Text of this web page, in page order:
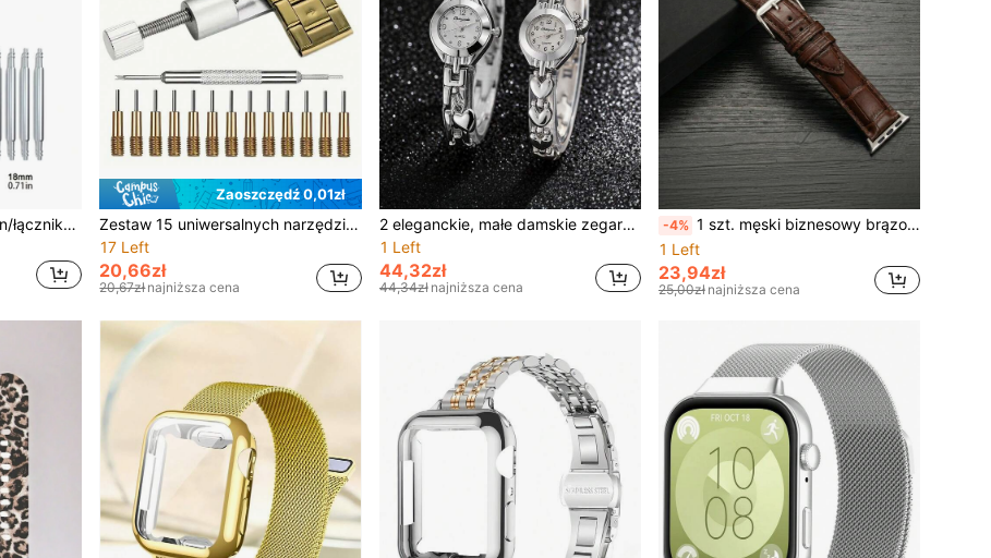
20 szt. stalowych sprężyn/łączników do pasków zegarkowych, dostępne w długościach 14/16/18/20/22 mm, różne rozmiary. Akcesoria do zegarków, akcesoria do pasków, nie wymagają montażu, nadają się do regulacji i naprawy pasków zegarków, idealne dla profesjonalnych zegarmistrzów.
Zaoszczędź 0,01zł
Zestaw 15 uniwersalnych narzędzi do demontażu pasków zegarków, miniaturowy przyrząd do demontażu szpilek do zegarków, zestaw narzędzi do demontażu szpilek do pasków i łańcuszków jubilerskich oraz do naprawy. Nadaje się do regulacji pasków zegarków, akcesoriów do zegarków i naprawy zegarków. Zawiera 13 szpilek 0,8 mm, idealnych dla profesjonalnych zegarmistrzów.
17 Left
20,66zł
20,67złnajniższa cena
2 eleganckie, małe damskie zegarki, luksusowy srebrny zegarek kwarcowy z serduszkiem, romantyczny prezent na Walentynki i Dzień Matki, modny, wyrafinowany srebrny damski zegarek kwarcowy, uroczy srebrny damski zegarek na rękę
1 Left
44,32zł
44,34zł najniższa cena
-4% 1 szt. męski biznesowy brązowy skórzany pasek do zegarka z nadrukiem krokodyla kompatybilny z 38 mm 40 mm 41 mm 42 mm 44 mm 45 mm 46 mm 49 mm, klasyczny formalny, codzienny brązowy skórzany pasek do zegarka z bambusowym wzorem kompatybilny z Apple Watch Series Ultra 3/2/1 11 10 9 8 7 SE3 6 5 4 3 2 1, modny pasek do inteligentnego zegarka kompatybilny z paskami , akcesoria do skórzanych pasków do zegarków
1 Left
23,94zł
25,00zł najniższa cena